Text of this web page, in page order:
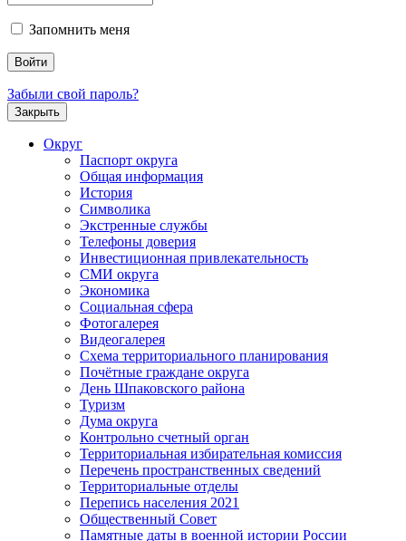
Запомнить меня
Забыли свой пароль?
Закрыть
Округ
Паспорт округа
Общая информация
История
Символика
Экстренные службы
Телефоны доверия
Инвестиционная привлекательность
СМИ округа
Экономика
Социальная сфера
Фотогалерея
Видеогалерея
Схема территориального планирования
Почётные граждане округа
День Шпаковского района
Туризм
Дума округа
Контрольно счетный орган
Территориальная избирательная комиссия
Перечень пространственных сведений
Территориальные отделы
Перепись населения 2021
Общественный Совет
Памятные даты в военной истории России